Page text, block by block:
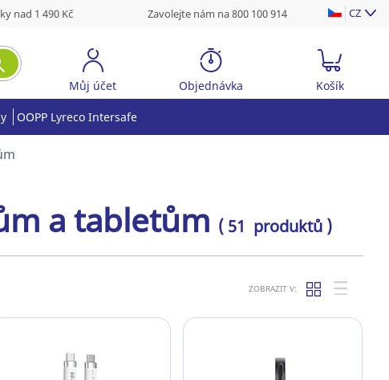
nad 1 490 Kč Zavolejte nám na 800 100 914 CZ
Můj účet Objednávka Košík
OOPP Lyreco Intersafe
a tabletům ( 51 produktů )
ZOBRAZIT V: